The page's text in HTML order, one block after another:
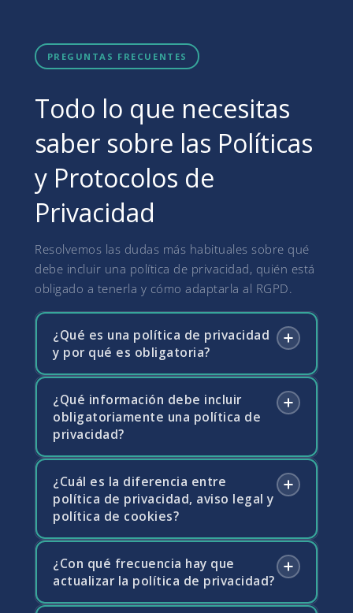
PREGUNTAS FRECUENTES
Todo lo que necesitas
saber sobre las Políticas
y Protocolos de
Privacidad
Resolvemos las dudas más habituales sobre qué
debe incluir una política de privacidad, quién está
obligado a tenerla y cómo adaptarla al RGPD.
¿Qué es una política de privacidad
y por qué es obligatoria?
La política de privacidad es el documento
mediante el cual una empresa informa a los
usuarios sobre cómo recoge, trata y protege
sus datos personales. Es obligatoria para
cualquier web, app o empresa que recoja
datos de personas físicas, de conformidad
con el artículo 13 del RGPD. Su ausencia o
inadecuación puede dar lugar a sanciones de
la AEPD y a reclamaciones de los usuarios.
¿Qué información debe incluir
obligatoriamente una política de
privacidad?
El RGPD exige que la política de privacidad
informe sobre la identidad del responsable
del tratamiento, las finalidades y base legal de
cada tratamiento, los destinatarios de los
datos, los plazos de conservación, los
derechos de los interesados y cómo
ejercerlos, y si se realizan transferencias
¿Cuál es la diferencia entre
política de privacidad, aviso legal y
política de cookies?
El aviso legal contiene la información legal
sobre la empresa titular de la web
(denominación, CIF, domicilio, datos de
¿Con qué frecuencia hay que
actualizar la política de privacidad?